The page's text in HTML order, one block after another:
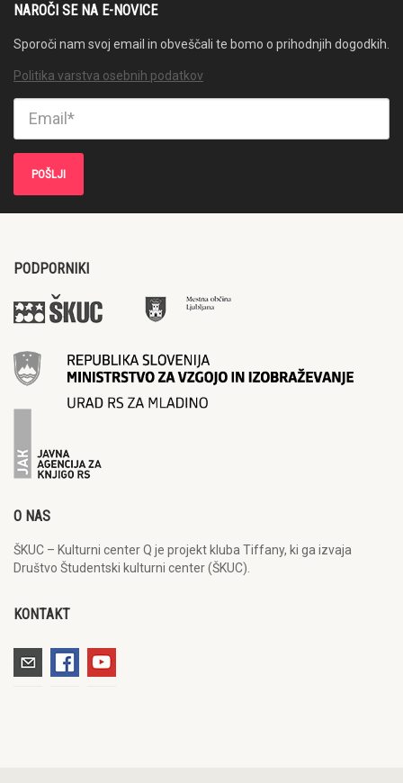
NAROČI SE NA E-NOVICE
Sporoči nam svoj email in obveščali te bomo o prihodnjih dogodkih.
Politika varstva osebnih podatkov
PODPORNIKI
O NAS
ŠKUC – Kulturni center Q je projekt kluba Tiffany, ki ga izvaja
Društvo Študentski kulturni center (ŠKUC).
KONTAKT